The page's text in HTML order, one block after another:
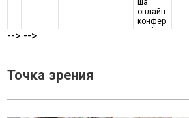
--> -->
Точка зрения